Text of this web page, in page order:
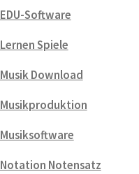
EDU-Software
Lernen Spiele
Musik Download
Musikproduktion
Musiksoftware
Notation Notensatz